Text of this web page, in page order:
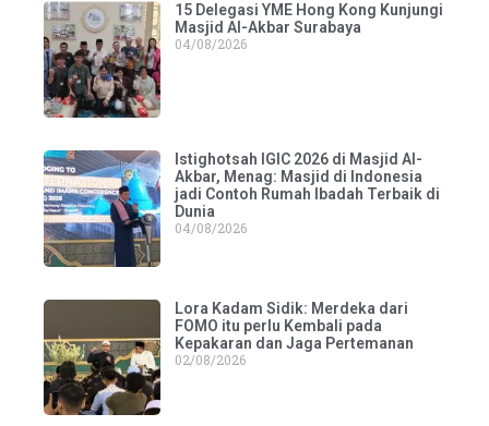
15 Delegasi YME Hong Kong Kunjungi
Masjid Al-Akbar Surabaya
04/08/2026
Istighotsah IGIC 2026 di Masjid Al-
Akbar, Menag: Masjid di Indonesia
jadi Contoh Rumah Ibadah Terbaik di
Dunia
04/08/2026
Lora Kadam Sidik: Merdeka dari
FOMO itu perlu Kembali pada
Kepakaran dan Jaga Pertemanan
02/08/2026